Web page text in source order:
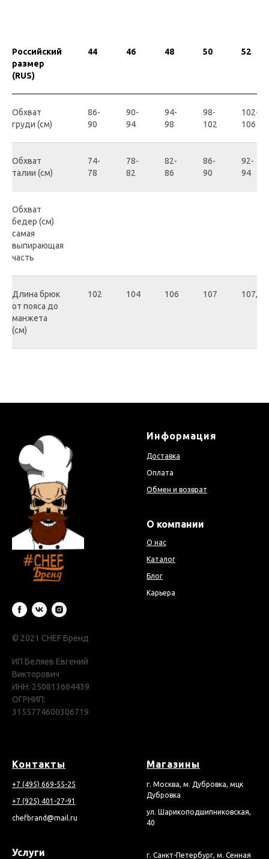
Российский
размер
(RUS)
44 46 48 50 52
Обхват
груди (см)
86-
90
90-
94
94-
98
98-
102
102-
106
Обхват
талии (см)
74-
78
78-
82
82-
86
86-
90
92-
94
Обхват
бедер (см)
самая
выпирающая
часть
Длина брюк
от пояса до
манжета
(см)
102 104 106 107 107,5
© 2021 CHEF Бренд
ИП Беляев Евгений
Викторович
ИНН: 250813664439
ОГРНИП:
3155774600306719
Информация
Доставка
Оплата
Обмен и возврат
О компании
О нас
Каталог
Блог
Карьера
Контакты
+7 (495) 669-55-25
+7 (925) 401-27-91
chefbrand@mail.ru
Услуги
Магазины
г. Москва, м. Дубровка, мцк
Дубровка
ул. Шарикоподшипниковская,
40
г. Санкт-Петербург, м. Сенная